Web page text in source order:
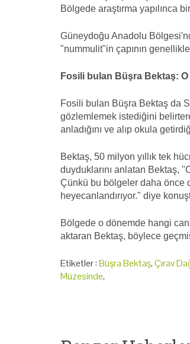
Bölgede araştırma yapılınca
Güneydoğu Anadolu
"nummulit"in çapının
Fosili bulan Büşra Bektaş: O
Fosili bulan Büşra Bektaş da
gözlemlemek istediğini
anladığını ve alıp okula
Bektaş, 50 milyon yıllık tek
duyduklarını anlatan Bektaş,
Çünkü bu bölgeler daha önce
heyecanlandırıyor." diye
Bölgede o dönemde hangi
aktaran Bektaş, böylece
Etiketler :Büşra Bektaş,Çırav
Müzesinde,